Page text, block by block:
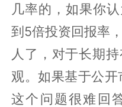
几率的，如果你
到5倍投资回报率
人了，对于长期
观。如果基于公开
这个问题很难回